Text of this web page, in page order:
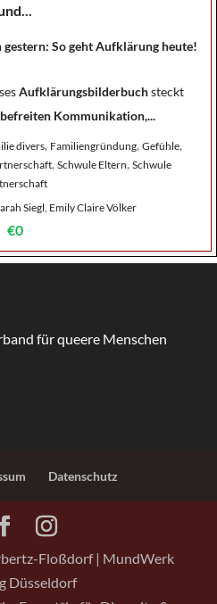
So geht Aufklärung heute!
Aufklärungsbilderbuchsteckt
Kommunikation,...
divers, Familiengründung, Gefühle,
, Schwule Eltern, Schwule
Siegl, Emily Claire Völker
€0
Datenschutz
Floßdorf | MundWerk
Düsseldorf